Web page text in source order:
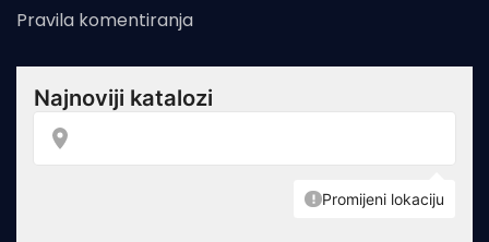
Pravila komentiranja